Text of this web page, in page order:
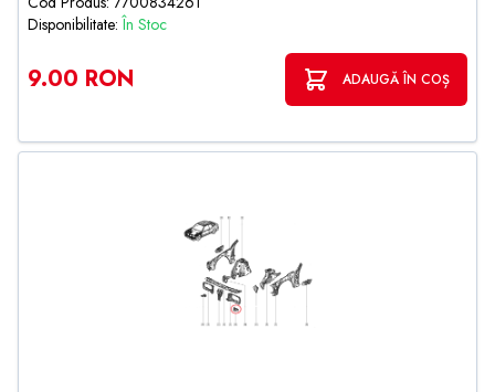
Disponibilitate:În Stoc
9.00 RON ADAUGĂ ÎN COȘ